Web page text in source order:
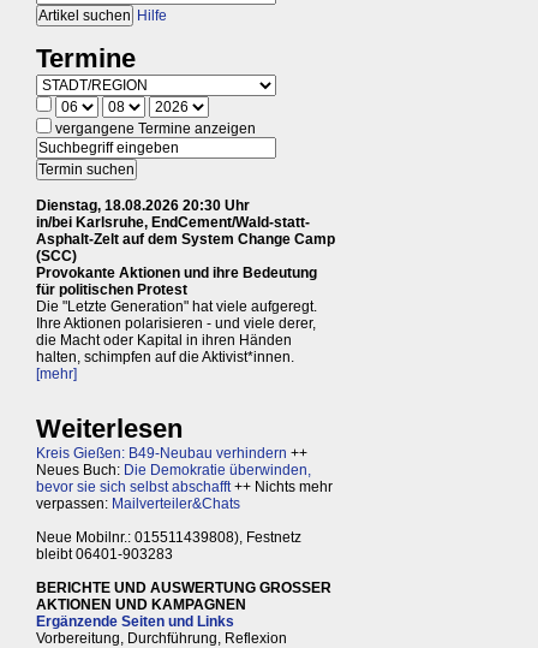
Hilfe
Termine
vergangene Termine anzeigen
Dienstag, 18.08.2026 20:30 Uhr
in/bei Karlsruhe, EndCement/Wald-statt-
Asphalt-Zelt auf dem System Change Camp
(SCC)
Provokante Aktionen und ihre Bedeutung
für politischen Protest
Die "Letzte Generation" hat viele aufgeregt.
Ihre Aktionen polarisieren - und viele derer,
die Macht oder Kapital in ihren Händen
halten, schimpfen auf die Aktivist*innen.
[mehr]
Weiterlesen
Kreis Gießen: B49-Neubau verhindern ++
Neues Buch: Die Demokratie überwinden,
bevor sie sich selbst abschafft++ Nichts mehr
verpassen: Mailverteiler&Chats
Neue Mobilnr.: 015511439808), Festnetz
bleibt 06401-903283
BERICHTE UND AUSWERTUNG GROSSER
AKTIONEN UND KAMPAGNEN
Ergänzende Seiten und Links
Vorbereitung, Durchführung, Reflexion